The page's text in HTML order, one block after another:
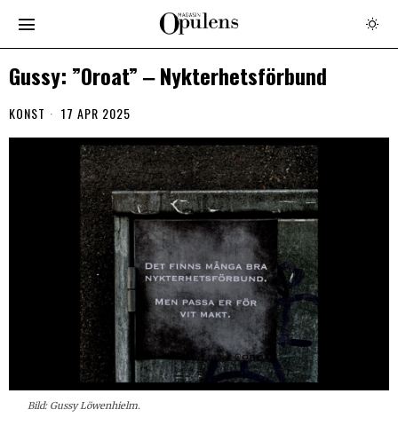
Gussy: ”Oroat” ‒ Nykterhetsförbund
KONST 17 APR 2025
Bild: Gussy Löwenhielm.